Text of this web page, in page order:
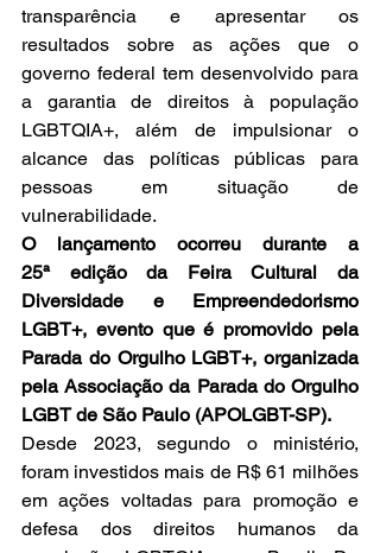
transparência e apresentar os
resultados sobre as ações que o
governo federal tem desenvolvido para
a garantia de direitos à população
LGBTQIA+, além de impulsionar o
alcance das políticas públicas para
pessoas em situação de
vulnerabilidade.
O lançamento ocorreu durante a
25ª edição da Feira Cultural da
Diversidade e Empreendedorismo
LGBT+, evento que é promovido pela
Parada do Orgulho LGBT+, organizada
pela Associação da Parada do Orgulho
LGBT de São Paulo (APOLGBT-SP).
Desde 2023, segundo o ministério,
foram investidos mais de R$ 61 milhões
em ações voltadas para promoção e
defesa dos direitos humanos da